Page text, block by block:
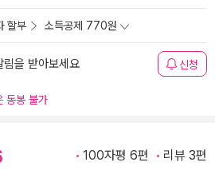
할부 소득공제 770원
을 받아보세요 신청
동봉 불가
100자평 6편 리뷰 3편